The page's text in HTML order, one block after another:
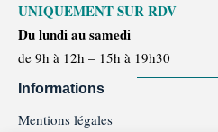
UNIQUEMENT SUR RDV
Du lundi au samedi
de 9h à 12h – 15h à 19h30
Informations
Mentions légales